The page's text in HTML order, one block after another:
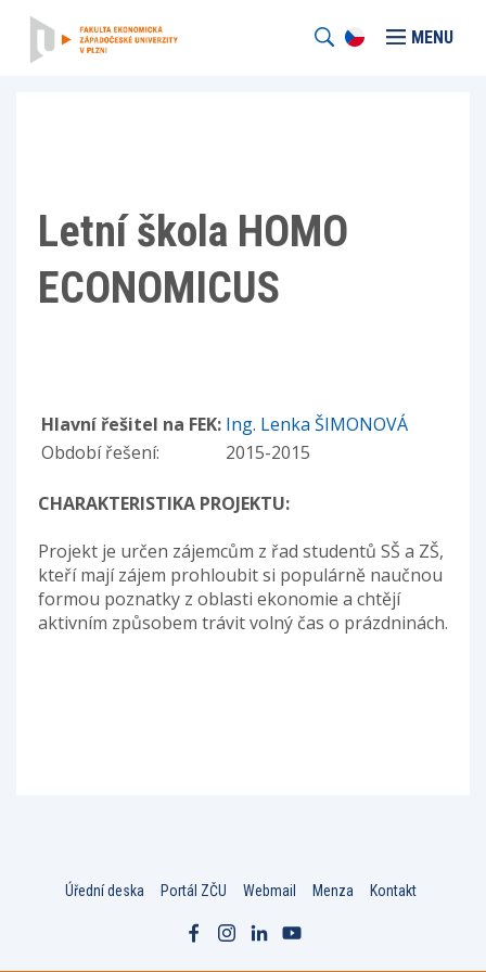
MENU
Letní škola HOMO
ECONOMICUS
Hlavní řešitel na FEK: Ing. Lenka ŠIMONOVÁ
Období řešení:
2015-2015
CHARAKTERISTIKA PROJEKTU:
Projekt je určen zájemcům z řad studentů SŠ a ZŠ,
kteří mají zájem prohloubit si populárně naučnou
formou poznatky z oblasti ekonomie a chtějí
aktivním způsobem trávit volný čas o prázdninách.
Úřední deska Portál ZČU Webmail Menza Kontakt